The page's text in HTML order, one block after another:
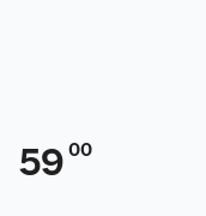
59 00